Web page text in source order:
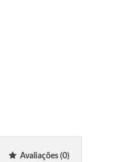
Avaliações(0)